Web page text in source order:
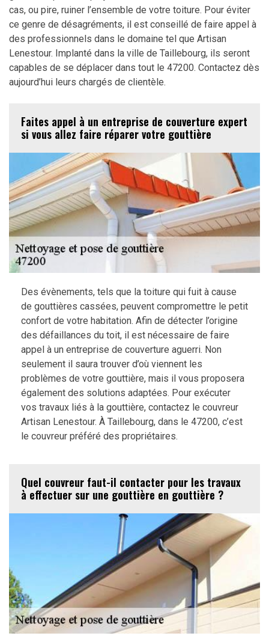
cas, ou pire, ruiner l’ensemble de votre toiture. Pour éviter
ce genre de désagréments, il est conseillé de faire appel à
des professionnels dans le domaine tel que Artisan
Lenestour. Implanté dans la ville de Taillebourg, ils seront
capables de se déplacer dans tout le 47200. Contactez dès
aujourd’hui leurs chargés de clientèle.
Faites appel à un entreprise de couverture expert
si vous allez faire réparer votre gouttière
Des évènements, tels que la toiture qui fuit à cause
de gouttières cassées, peuvent compromettre le petit
confort de votre habitation. Afin de détecter l’origine
des défaillances du toit, il est nécessaire de faire
appel à un entreprise de couverture aguerri. Non
seulement il saura trouver d’où viennent les
problèmes de votre gouttière, mais il vous proposera
également des solutions adaptées. Pour exécuter
vos travaux liés à la gouttière, contactez le couvreur
Artisan Lenestour. À Taillebourg, dans le 47200, c’est
le couvreur préféré des propriétaires.
Quel couvreur faut-il contacter pour les travaux
à effectuer sur une gouttière en gouttière ?